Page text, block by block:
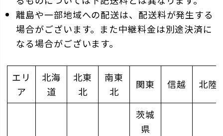
離島や一部地域への配送は、配送料が発生する
場合がございます。また中継料金は別途決済に
なる場合がございます。
エリ
ア
北海
道
北東
北
南東
北
関東 信越 北陸
茨城
県